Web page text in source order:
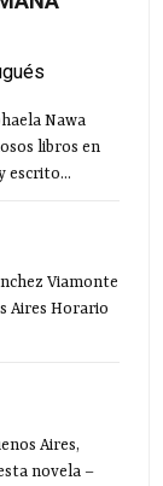
Nawa
libros en
escrito...
Viamonte
Aires Horario
Aires,
novela –